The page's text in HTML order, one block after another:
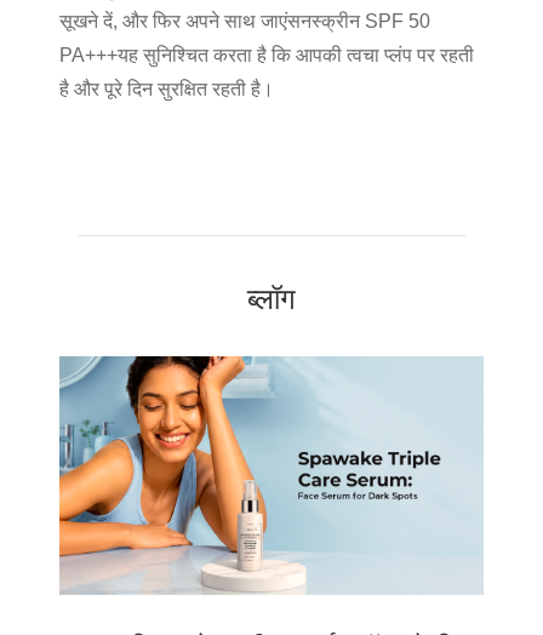
सूखने दें, और फिर अपने साथ जाएंसनस्क्रीन SPF 50
PA+++यह सुनिश्चित करता है कि आपकी त्वचा प्लंप पर रहती
है और पूरे दिन सुरक्षित रहती है।
ब्लॉग